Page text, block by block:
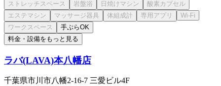
手ぶらOK
料金・設備をもっと見る
ラバ(LAVA)本八幡店
千葉県市川市八幡2-16-7 三愛ビル4F